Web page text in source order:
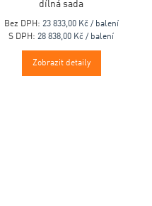
dílná sada
Bez DPH: 23 833,00 Kč / balení
S DPH: 28 838,00 Kč / balení
Zobrazit detaily